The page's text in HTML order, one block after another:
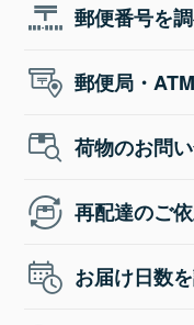
郵便番号を
郵便局・
荷物のお問
再配達のご
お届け日数